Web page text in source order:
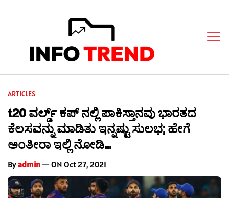
ARTICLES
t20 ವರ್ಲ್ಡ್ ಕಪ್ ನಲ್ಲಿ ಪಾಕಿಸ್ತಾನವು ಭಾರತದ
ಕೆಲಸವನ್ನು ಮಾಡಿತು ಇನ್ನಷ್ಟು ಸುಲಭ; ಹೇಗೆ
ಅಂತೀರಾ ಇಲ್ಲಿ ನೋಡಿ…
Byadmin — ON Oct 27, 2021